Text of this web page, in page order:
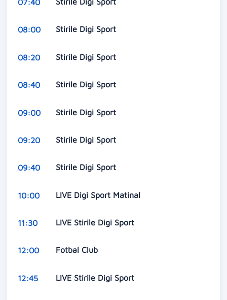
07:40
08:00 Stirile Digi Sport
08:20 Stirile Digi Sport
08:40 Stirile Digi Sport
09:00 Stirile Digi Sport
09:20 Stirile Digi Sport
09:40 Stirile Digi Sport
10:00 LIVE Digi Sport Matinal
11:30 LIVE Stirile Digi Sport
12:00 Fotbal Club
12:45 LIVE Stirile Digi Sport